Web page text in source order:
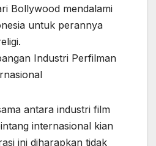
Bollywood mendalami
untuk perannya
Industri Perfilman
antara industri film
internasional kian
ini diharapkan tidak